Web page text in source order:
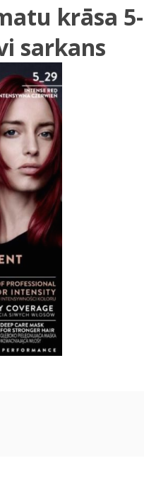
krāsa 5-
sarkans